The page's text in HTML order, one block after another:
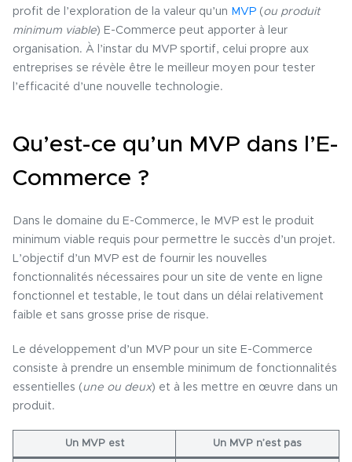
profit de l’exploration de la valeur qu’un MVP (ou produit
minimum viable) E-Commerce peut apporter à leur
organisation. À l’instar du MVP sportif, celui propre aux
entreprises se révèle être le meilleur moyen pour tester
l’efficacité d’une nouvelle technologie.
Qu’est-ce qu’un MVP dans l’E-
Commerce ?
Dans le domaine du E-Commerce, le MVP est le produit
minimum viable requis pour permettre le succès d’un projet.
L’objectif d’un MVP est de fournir les nouvelles
fonctionnalités nécessaires pour un site de vente en ligne
fonctionnel et testable, le tout dans un délai relativement
faible et sans grosse prise de risque.
Le développement d’un MVP pour un site E-Commerce
consiste à prendre un ensemble minimum de fonctionnalités
essentielles (une ou deux) et à les mettre en œuvre dans un
produit.
Un MVP est Un MVP n’est pas